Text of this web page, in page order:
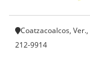
Coatzacoalcos,
212-9914